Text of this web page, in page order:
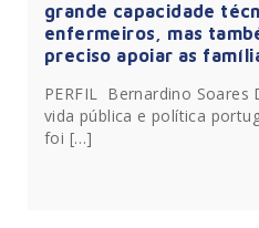
grande capacidade
enfermeiros, mas
preciso apoiar as
PERFIL Bernardino Soares
vida pública e política
foi […]